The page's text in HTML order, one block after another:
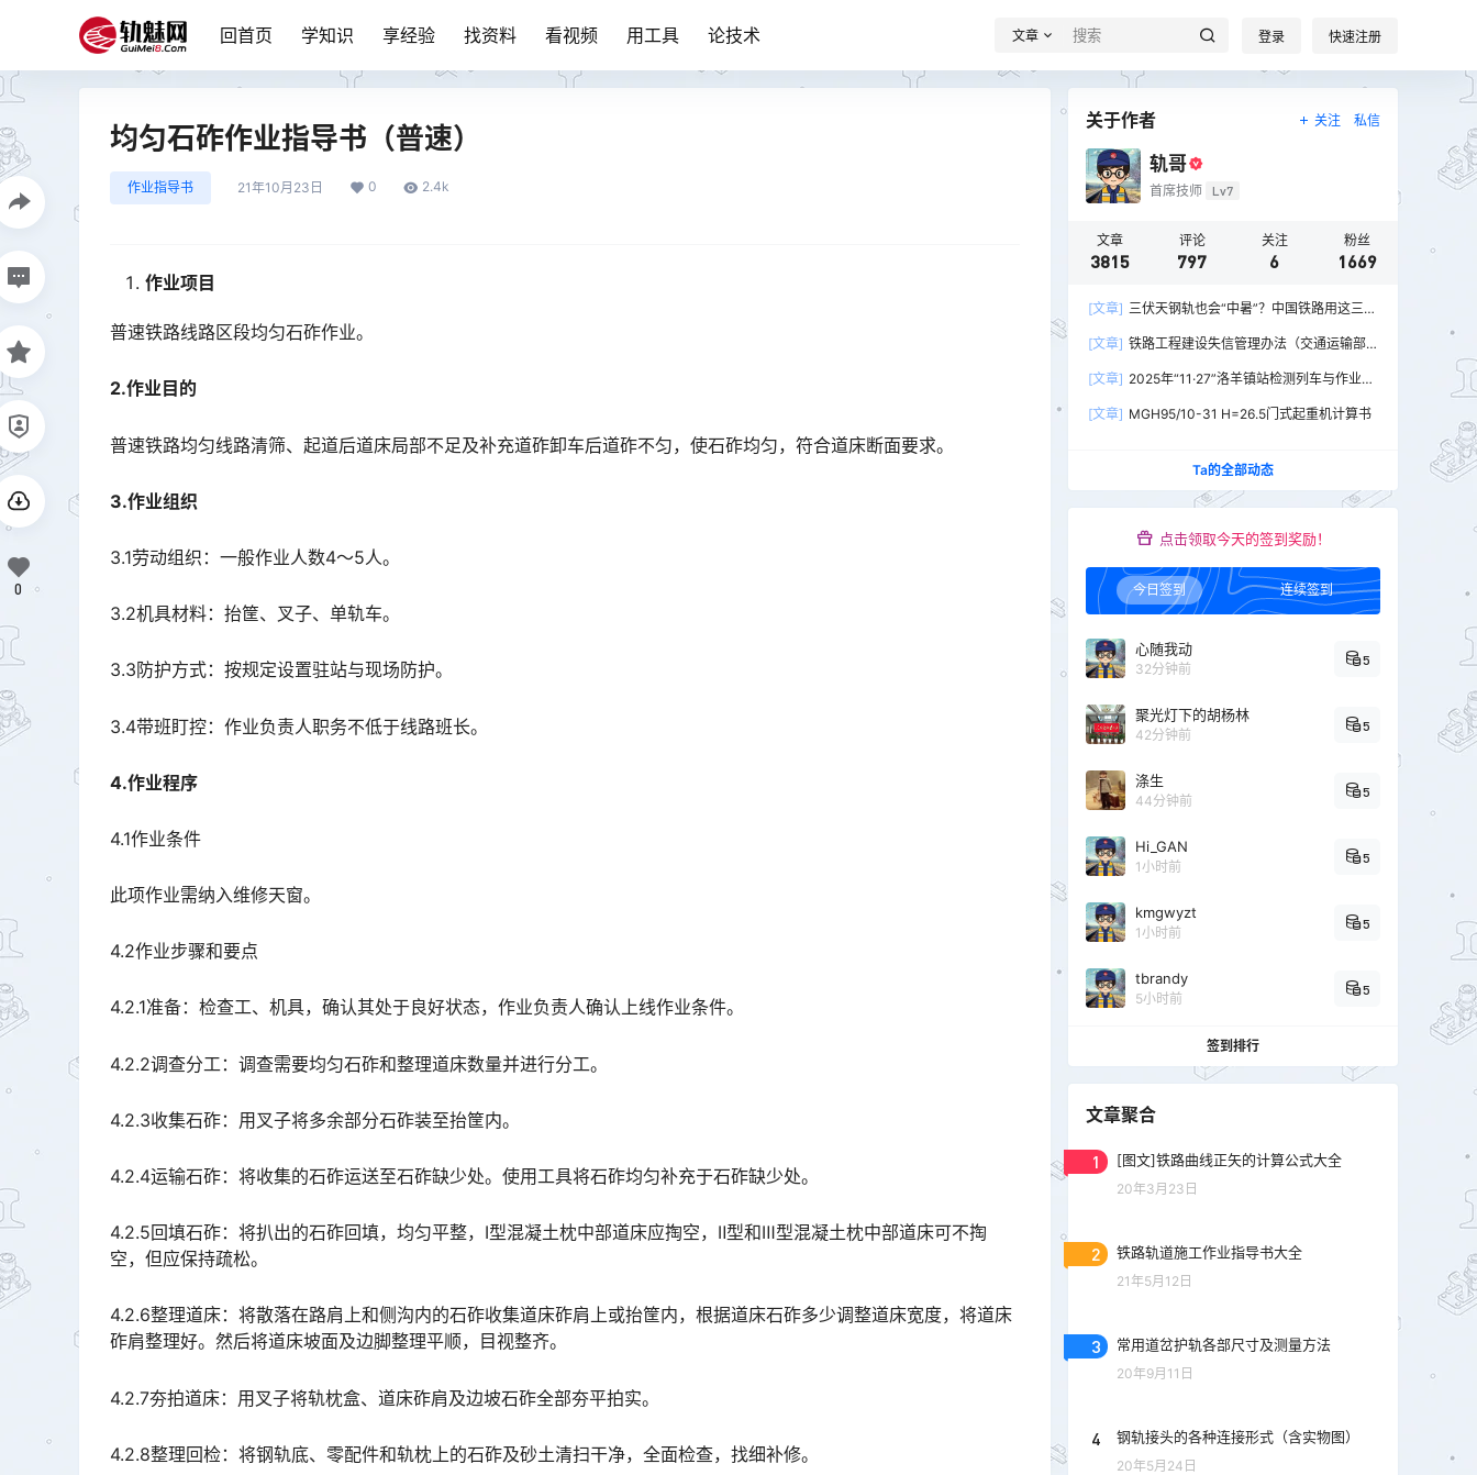
回首页 学知识 享经验 找资料 看视频 用工具 论技术 文章 登录 快速注册
均匀石砟作业指导书（普速）
作业指导书 21年10月23日 0 2.4k
作业项目
普速铁路线路区段均匀石砟作业。
2.作业目的
普速铁路均匀线路清筛、起道后道床局部不足及补充道砟卸车后道砟不匀，使石砟均匀，符合道床断面要求。
3.作业组织
3.1劳动组织：一般作业人数4～5人。
3.2机具材料：抬筐、叉子、单轨车。
3.3防护方式：按规定设置驻站与现场防护。
3.4带班盯控：作业负责人职务不低于线路班长。
4.作业程序
4.1作业条件
此项作业需纳入维修天窗。
4.2作业步骤和要点
4.2.1准备：检查工、机具，确认其处于良好状态，作业负责人确认上线作业条件。
4.2.2调查分工：调查需要均匀石砟和整理道床数量并进行分工。
4.2.3收集石砟：用叉子将多余部分石砟装至抬筐内。
4.2.4运输石砟：将收集的石砟运送至石砟缺少处。使用工具将石砟均匀补充于石砟缺少处。
4.2.5回填石砟：将扒出的石砟回填，均匀平整，Ⅰ型混凝土枕中部道床应掏空，Ⅱ型和Ⅲ型混凝土枕中部道床可不掏
空，但应保持疏松。
4.2.6整理道床：将散落在路肩上和侧沟内的石砟收集道床砟肩上或抬筐内，根据道床石砟多少调整道床宽度，将道床
砟肩整理好。然后将道床坡面及边脚整理平顺，目视整齐。󠅅󠅃󠄵󠅂󠄪󠇖󠆨󠆨󠇕󠆞󠆒󠅬󠇘󠆭󠆘󠇙󠆝󠅵󠇗󠆭󠆁󠄐󠇗󠅹󠅸󠇖󠆍󠅳󠇖󠅹󠅰󠇖󠆌󠅹
4.2.7夯拍道床：用叉子将轨枕盒、道床砟肩及边坡石砟全部夯平拍实。
4.2.8整理回检：将钢轨底、零配件和轨枕上的石砟及砂土清扫干净，全面检查，找细补修。
0
关于作者 关注 私信
轨哥
首席技师 Lv7
文章
3815
评论
797
关注
6
粉丝
1669
[文章] 三伏天钢轨也会“中暑”？中国铁路用这三招
[文章] 铁路工程建设失信管理办法（交通运输部
[文章] 2025年“11·27”洛羊镇站检测列车与作业人
[文章] MGH95/10-31 H=26.5门式起重机计算书
Ta的全部动态
点击领取今天的签到奖励！
今日签到 连续签到
心随我动
32分钟前
5
聚光灯下的胡杨林
42分钟前
5
涤生
44分钟前
5
Hi_GAN
1小时前
5
kmgwyzt
1小时前
5
tbrandy
5小时前
5
签到排行
文章聚合
1 [图文]铁路曲线正矢的计算公式大全
20年3月23日
2 铁路轨道施工作业指导书大全
21年5月12日
3 常用道岔护轨各部尺寸及测量方法
20年9月11日
4 钢轨接头的各种连接形式（含实物图）
20年5月24日